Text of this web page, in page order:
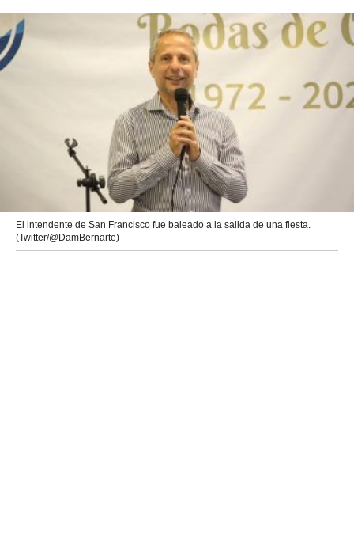
El intendente de San Francisco fue baleado a la salida de una fiesta.
(Twitter/@DamBernarte)